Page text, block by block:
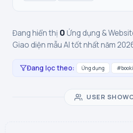
Đang hiển thị 0 Ứng dụng &
Giao diện mẫu AI tốt nhất năm
Đang lọc theo: Ứng dụng
USER